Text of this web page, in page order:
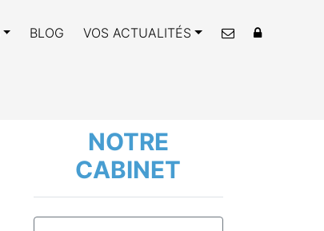
BLOG VOS ACTUALITÉS
NOTRE
CABINET